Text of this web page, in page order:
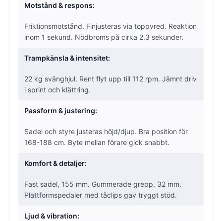
Motstånd & respons:
Friktionsmotstånd. Finjusteras via toppvred. Reaktion
inom 1 sekund. Nödbroms på cirka 2,3 sekunder.
Trampkänsla & intensitet:
22 kg svänghjul. Rent flyt upp till 112 rpm. Jämnt driv
i sprint och klättring.
Passform & justering:
Sadel och styre justeras höjd/djup. Bra position för
168-188 cm. Byte mellan förare gick snabbt.
Komfort & detaljer:
Fast sadel, 155 mm. Gummerade grepp, 32 mm.
Plattformspedaler med tåclips gav tryggt stöd.
Ljud & vibration: